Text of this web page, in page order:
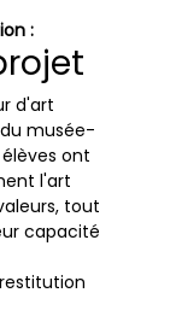
:
d'art
musée-
ont
l'art
tout
capacité